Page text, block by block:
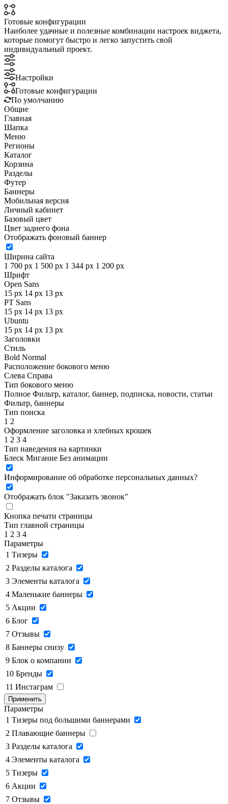
Готовые конфигурации
Наиболее удачные и полезные комбинации настроек виджета,
которые помогут быстро и легко запустить свой
индивидуальный проект.
Настройки
Готовые конфигурации
По умолчанию
Общие
Главная
Шапка
Меню
Регионы
Каталог
Корзина
Разделы
Футер
Баннеры
Мобильная версия
Личный кабинет
Базовый цвет
Цвет заднего фона
Отображать фоновый баннер
Ширина сайта
1 700 px 1 500 px 1 344 px 1 200 px
Шрифт
Open Sans
15 px 14 px 13 px
PT Sans
15 px 14 px 13 px
Ubuntu
15 px 14 px 13 px
Заголовки
Стиль
Bold Normal
Расположение бокового меню
Слева Справа
Тип бокового меню
Полное Фильтр, каталог, баннер, подписка, новости, статьи
Фильтр, баннеры
Тип поиска
1 2
Оформление заголовка и хлебных крошек
1 2 3 4
Тип наведения на картинки
Блеск Мигание Без анимации
Информирование об обработке персональных данных?
Отображать блок "Заказать звонок"
Кнопка печати страницы
Тип главной страницы
1 2 3 4
Параметры
1 Тизеры
2 Разделы каталога
3 Элементы каталога
4 Маленькие баннеры
5 Акции
6 Блог
7 Отзывы
8 Баннеры снизу
9 Блок о компании
10 Бренды
11 Инстаграм
Применить
Параметры
1 Тизеры под большими баннерами
2 Плавающие баннеры
3 Разделы каталога
4 Элементы каталога
5 Тизеры
6 Акции
7 Отзывы